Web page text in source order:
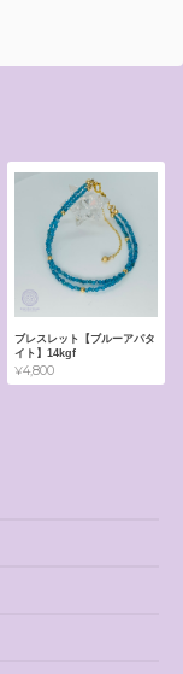
ブレスレット【ブルーアパタ
イト】14kgf
¥4,800